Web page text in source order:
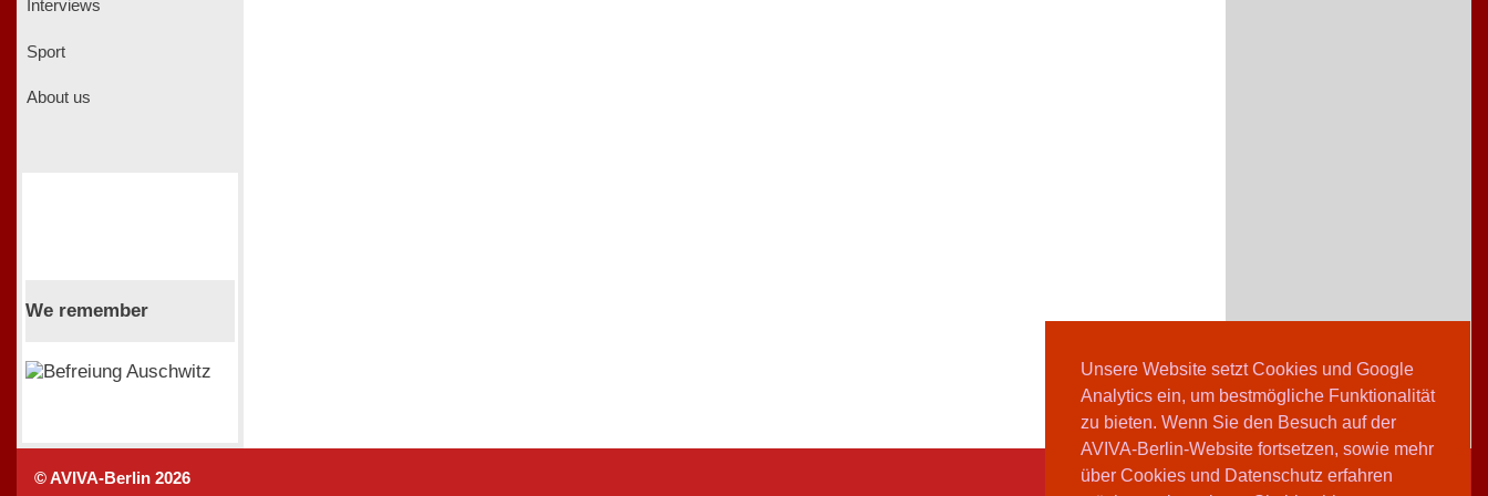
Unsere Website setzt Cookies und Google
Analytics ein, um bestmögliche Funktionalität
zu bieten. Wenn Sie den Besuch auf der
AVIVA-Berlin-Website fortsetzen, sowie mehr
über Cookies und Datenschutz erfahren
Interviews
Sport
About us
We remember
© AVIVA-Berlin 2026